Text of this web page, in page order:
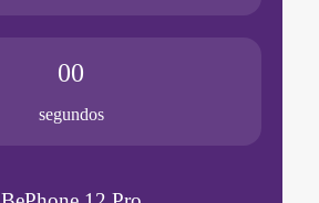
00
segundos